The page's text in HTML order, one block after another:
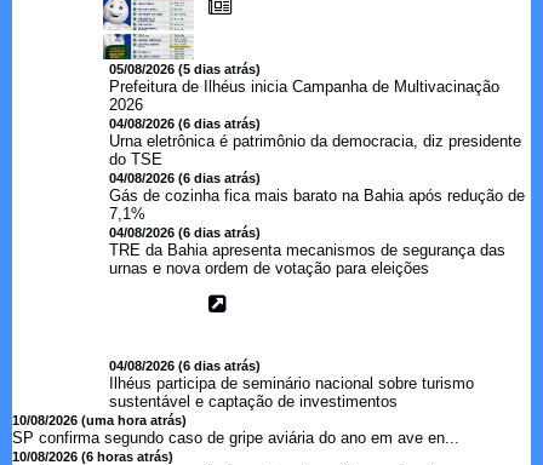
05/08/2026 (5 dias atrás)
Prefeitura de Ilhéus inicia Campanha de Multivacinação
2026
04/08/2026 (6 dias atrás)
Urna eletrônica é patrimônio da democracia, diz presidente
do TSE
04/08/2026 (6 dias atrás)
Gás de cozinha fica mais barato na Bahia após redução de
7,1%
04/08/2026 (6 dias atrás)
TRE da Bahia apresenta mecanismos de segurança das
urnas e nova ordem de votação para eleições
04/08/2026 (6 dias atrás)
Ilhéus participa de seminário nacional sobre turismo
sustentável e captação de investimentos
10/08/2026 (uma hora atrás)
SP confirma segundo caso de gripe aviária do ano em ave en...
10/08/2026 (6 horas atrás)